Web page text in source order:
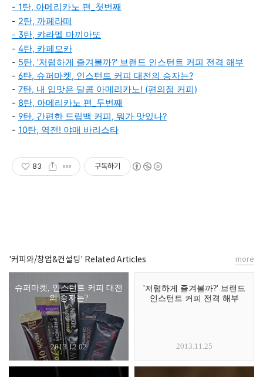
- 1탄, 아메리카노 편_첫번째
- 2탄, 까페라떼
- 3탄, 캬라멜 마끼아또
- 4탄, 카페모카
- 5탄, ’저렴하게 즐겨볼까?' 브랜드 인스턴트 커피 전격 해부
- 6탄, 슈퍼마켓, 인스턴트 커피 대전의 승자는?
- 7탄, 내 입맛은 달콤 아메리카노! (편의점 커피)
- 8탄, 아메리카노 편_두번째
- 9탄, 간편한 드립백 커피, 뭐가 맛있나?
- 10탄, 역전! 야매 바리스타
83 구독하기
'커피와/창업&컨설팅' Related Articles
슈퍼마켓, 인스턴트 커피 대전
의 승자는?
2013.12.02
'저렴하게 즐겨볼까?' 브랜드
인스턴트 커피 전격 해부
2013.11.25
more